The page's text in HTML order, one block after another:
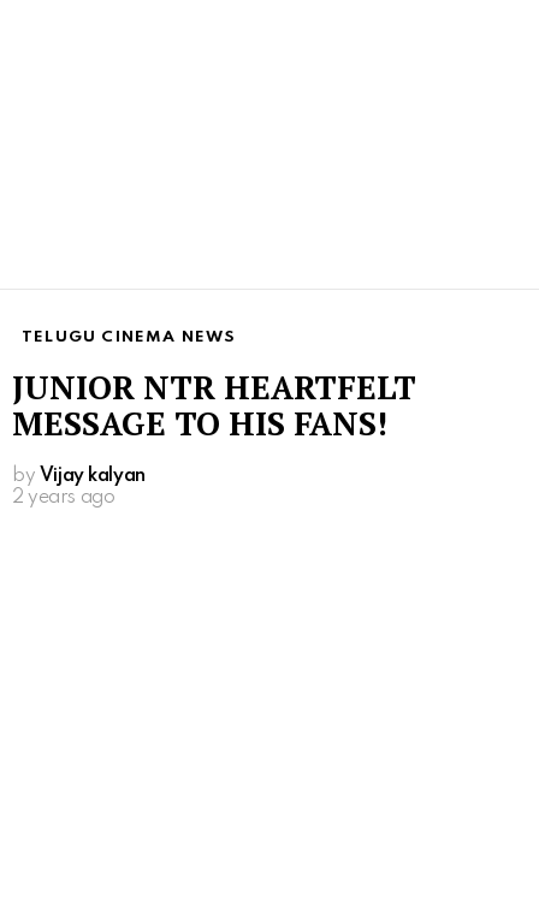
TELUGU CINEMA NEWS
JUNIOR NTR HEARTFELT
MESSAGE TO HIS FANS!
by Vijay kalyan
2 years ago